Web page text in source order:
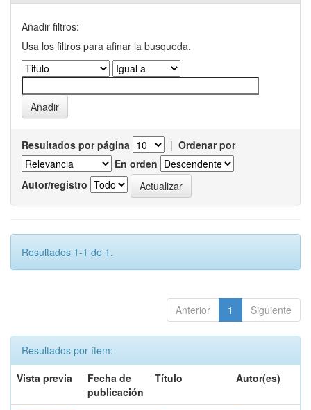
Añadir filtros:
Usa los filtros para afinar la busqueda.
Resultados por página | Ordenar por
En orden
Autor/registro
Resultados 1-1 de 1.
Anterior 1 Siguiente
Resultados por ítem:
Vista previa
Fecha de
publicación
Título Autor(es)